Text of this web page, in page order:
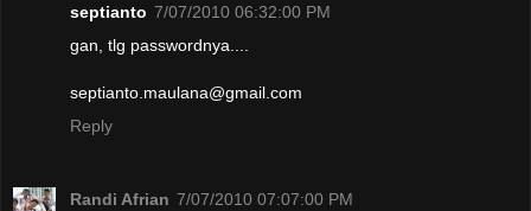
septianto 7/07/2010 06:32:00 PM
gan, tlg passwordnya....
septianto.maulana@gmail.com
Reply
Randi Afrian 7/07/2010 07:07:00 PM